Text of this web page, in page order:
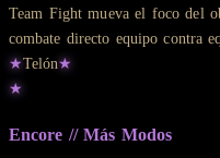
Team Fight mueva el foco del
combate directo equipo contra
★Telón★
★
Encore // Más Modos